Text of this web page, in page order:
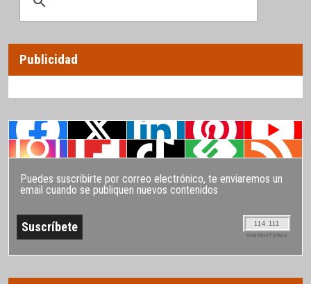
Publicidad
Puedes suscribirte por correo electrónico, te enviaremos un
email cuando se publiquen nuevos contenidos
114.111
SUSCRIPTORES